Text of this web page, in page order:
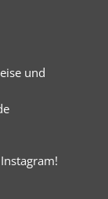
und
Instagram!